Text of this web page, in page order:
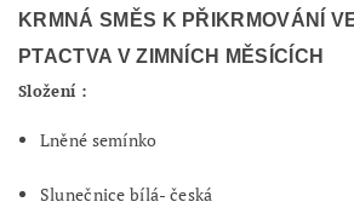
KRMNÁ SMĚS K PŘIKRMOVÁNÍ
PTACTVA V ZIMNÍCH MĚSÍCÍCH
Složení :
Lněné semínko
Slunečnice bílá- česká